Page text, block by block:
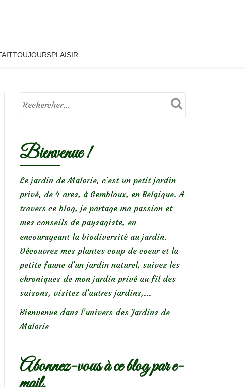
Bienvenue !
Le jardin de Malorie, c'est un petit jardin
privé, de 4 ares, à Gembloux, en Belgique. A
travers ce blog, je partage ma passion et
mes conseils de paysagiste, en
encourageant la biodiversité au jardin.
Découvrez mes plantes coup de coeur et la
petite faune d’un jardin naturel, suivez les
chroniques de mon jardin privé au fil des
saisons, visitez d’autres jardins,...
Bienvenue dans l’univers des Jardins de
Malorie
Abonnez-vous à ce blog par e-